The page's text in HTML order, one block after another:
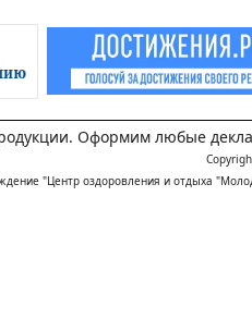
"Центр оздоровления и отдыха
Оформим любые